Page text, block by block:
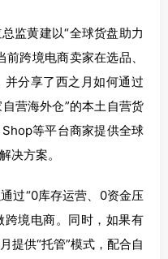
监黄建以“全球货盘助力
跨境电商卖家在选品、
分享了西之月如何通过
营海外仓”的本土自营货
等平台商家提供全球
决方案。
过“0库存运营、0资金压
跨境电商。同时，如果有
提供“托管”模式，配合自